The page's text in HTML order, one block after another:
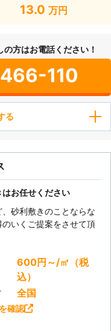
13.0 万円
方はお電話ください！
110
る
お任せください
砂利敷きのことならな
いくご提案をさせて頂
600円～/㎡（税
込）
全国
確認